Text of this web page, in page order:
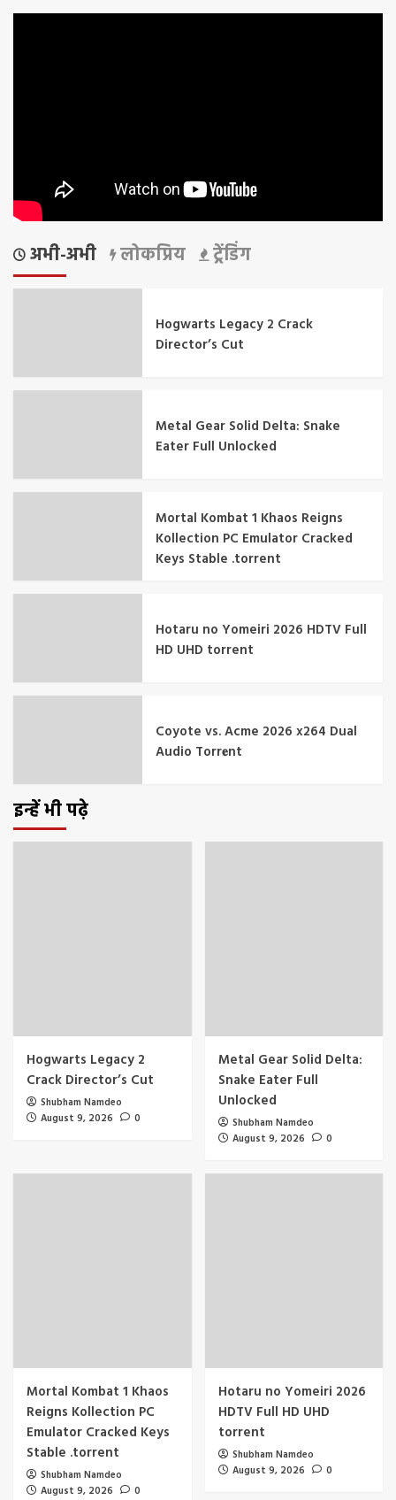
अभी-अभी लोकप्रिय ट्रेंडिंग
Hogwarts Legacy 2 Crack
Director’s Cut
Metal Gear Solid Delta: Snake
Eater Full Unlocked
Mortal Kombat 1 Khaos Reigns
Kollection PC Emulator Cracked
Keys Stable .torrent
Hotaru no Yomeiri 2026 HDTV Full
HD UHD torrent
Coyote vs. Acme 2026 x264 Dual
Audio Torr𝐞nt
इन्हें भी पढ़े
Hogwarts Legacy 2
Crack Director’s Cut
Shubham Namdeo
August 9, 2026
0
Metal Gear Solid Delta:
Snake Eater Full
Unlocked
Shubham Namdeo
August 9, 2026
0
Mortal Kombat 1 Khaos
Reigns Kollection PC
Emulator Cracked Keys
Stable .torrent
Shubham Namdeo
August 9, 2026
0
Hotaru no Yomeiri 2026
HDTV Full HD UHD
torrent
Shubham Namdeo
August 9, 2026
0